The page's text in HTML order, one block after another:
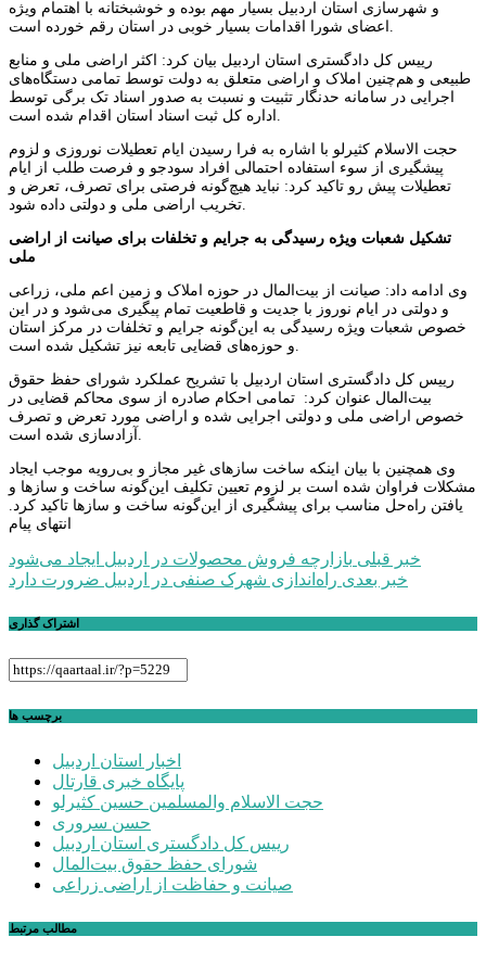
و شهرسازی استان اردبیل بسیار مهم بوده و خوشبختانه با اهتمام ویژه
رییس کل دادگستری استان اردبیل بیان کرد: اکثر اراضی ملی و منابع
طبیعی و هم‌چنین املاک و اراضی متعلق به دولت توسط تمامی دستگاه‌های
اجرایی در سامانه حدنگار تثبیت و نسبت به صدور اسناد تک برگی توسط
حجت الاسلام کثیرلو با اشاره به فرا رسیدن ایام تعطیلات نوروزی و لزوم
پیشگیری از سوء استفاده احتمالی افراد سودجو و فرصت طلب از ایام
تعطیلات پیش رو تاکید کرد: نباید هیچ‌گونه فرصتی برای تصرف، تعرض و
تشکیل شعبات ویژه رسیدگی به جرایم و تخلفات برای صیانت از اراضی
ملی
وی ادامه داد: صیانت از بیت‌المال در حوزه املاک و زمین اعم ملی، زراعی
و دولتی در ایام نوروز با جدیت و قاطعیت تمام پیگیری می‌شود و در این
خصوص شعبات ویژه رسیدگی به این‌گونه جرایم و تخلفات در مرکز استان
رییس کل دادگستری استان اردبیل با تشریح عملکرد شورای حفظ حقوق
بیت‌المال عنوان کرد: تمامی احکام صادره از سوی محاکم قضایی در
خصوص اراضی ملی و دولتی اجرایی شده و اراضی مورد تعرض و تصرف
وی همچنین با بیان اینکه ساخت سازهای غیر مجاز و بی‌رویه موجب ایجاد
مشکلات فراوان شده است بر لزوم تعیین تکلیف این‌گونه ساخت و سازها و
یافتن راه‌حل مناسب برای پیشگیری از این‌گونه ساخت و سازها تاکید کرد.
انتهای پیام
راهبری
نوشته
خبر قبلی بازارچه فروش محصولات در اردبیل ایجاد می‌شود
خبر بعدی راه‌اندازی شهرک صنفی در اردبیل ضرورت دارد
اشتراک گذاری
برچسب ها
اخبار استان اردبیل
پایگاه خبری قارتال
حجت الاسلام والمسلمین حسین کثیرلو
حسن سروری
رییس کل دادگستری استان اردبیل
شورای حفظ حقوق بیت‌المال
صیانت و حفاظت از اراضی زراعی
مطالب مرتبط